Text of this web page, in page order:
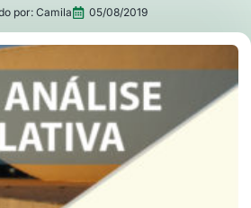
por:Camila 05/08/2019